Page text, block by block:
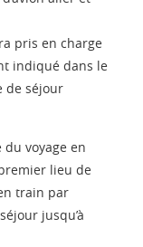
pris en charge
indiqué dans le
de séjour
voyage en
lieu de
train par
jusqu’à